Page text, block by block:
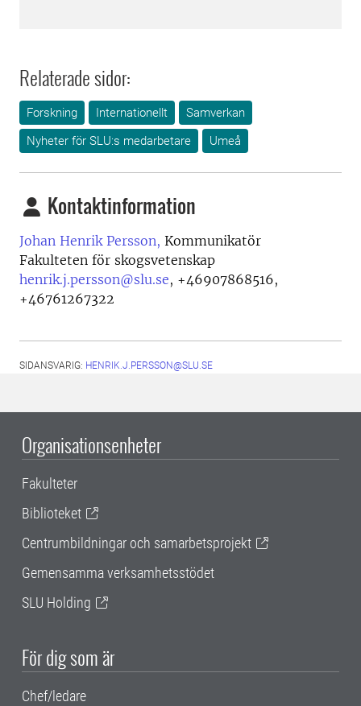
Relaterade sidor:
Forskning Internationellt
Samverkan
Nyheter för SLU:s medarbetare
Umeå
Kontaktinformation
Johan Henrik Persson, Kommunikatör
Fakulteten för skogsvetenskap
henrik.j.persson@slu.se, +46907868516,
+46761267322
SIDANSVARIG: HENRIK.J.PERSSON@SLU.SE
Organisationsenheter
Fakulteter
Biblioteket
Centrumbildningar och samarbetsprojekt
Gemensamma verksamhetsstödet
SLU Holding
För dig som är
Chef/ledare